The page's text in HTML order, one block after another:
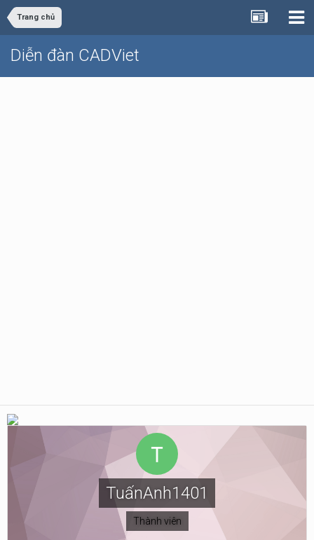
Trang chủ
Diễn đàn CADViet
TuấnAnh1401
Thành viên